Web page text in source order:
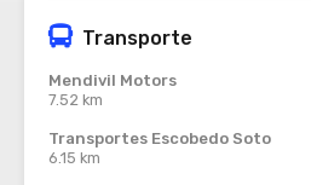
Transporte
Mendivil Motors
7.52 km
Transportes Escobedo Soto
6.15 km